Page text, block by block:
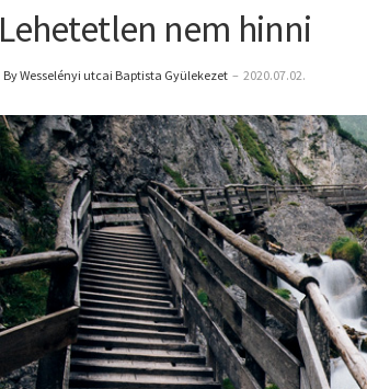
Lehetetlen nem hinni
By Wesselényi utcai Baptista Gyülekezet – 2020.07.02.